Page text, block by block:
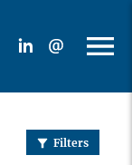
Filters